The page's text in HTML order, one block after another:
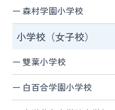
森村学園小学校
小学校（女子校）
雙葉小学校
白百合学園小学校